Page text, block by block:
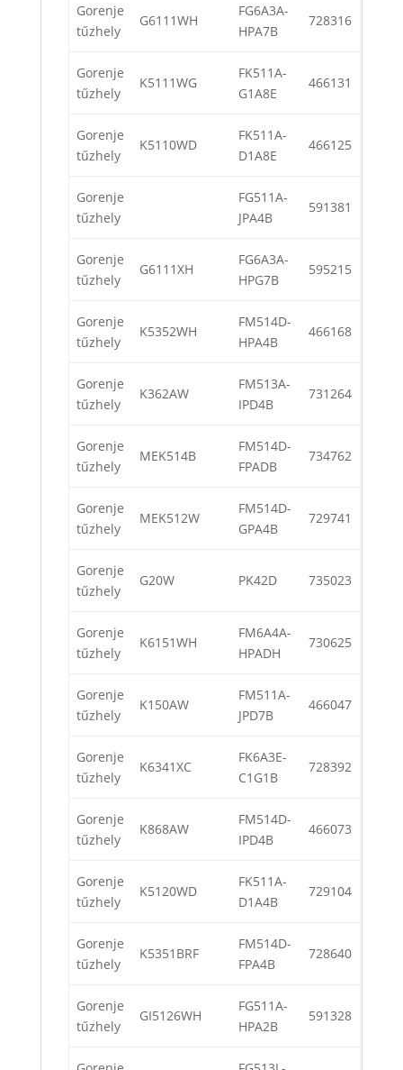
Gorenje
tűzhely
G6111WH
FG6A3A-
HPA7B
728316
Gorenje
tűzhely
K5111WG
FK511A-
G1A8E
466131
Gorenje
tűzhely
K5110WD
FK511A-
D1A8E
466125
Gorenje
tűzhely
FG511A-
JPA4B
591381
Gorenje
tűzhely
G6111XH
FG6A3A-
HPG7B
595215
Gorenje
tűzhely
K5352WH
FM514D-
HPA4B
466168
Gorenje
tűzhely
K362AW
FM513A-
IPD4B
731264
Gorenje
tűzhely
MEK514B
FM514D-
FPADB
734762
Gorenje
tűzhely
MEK512W
FM514D-
GPA4B
729741
Gorenje
tűzhely
G20W PK42D 735023
Gorenje
tűzhely
K6151WH
FM6A4A-
HPADH
730625
Gorenje
tűzhely
K150AW
FM511A-
JPD7B
466047
Gorenje
tűzhely
K6341XC
FK6A3E-
C1G1B
728392
Gorenje
tűzhely
K868AW
FM514D-
IPD4B
466073
Gorenje
tűzhely
K5120WD
FK511A-
D1A4B
729104
Gorenje
tűzhely
K5351BRF
FM514D-
FPA4B
728640
Gorenje
tűzhely
GI5126WH
FG511A-
HPA2B
591328